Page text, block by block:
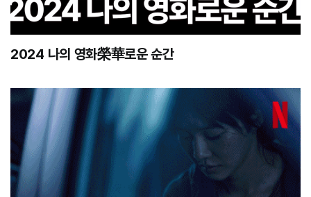
2024 나의 영화榮華로운 순간